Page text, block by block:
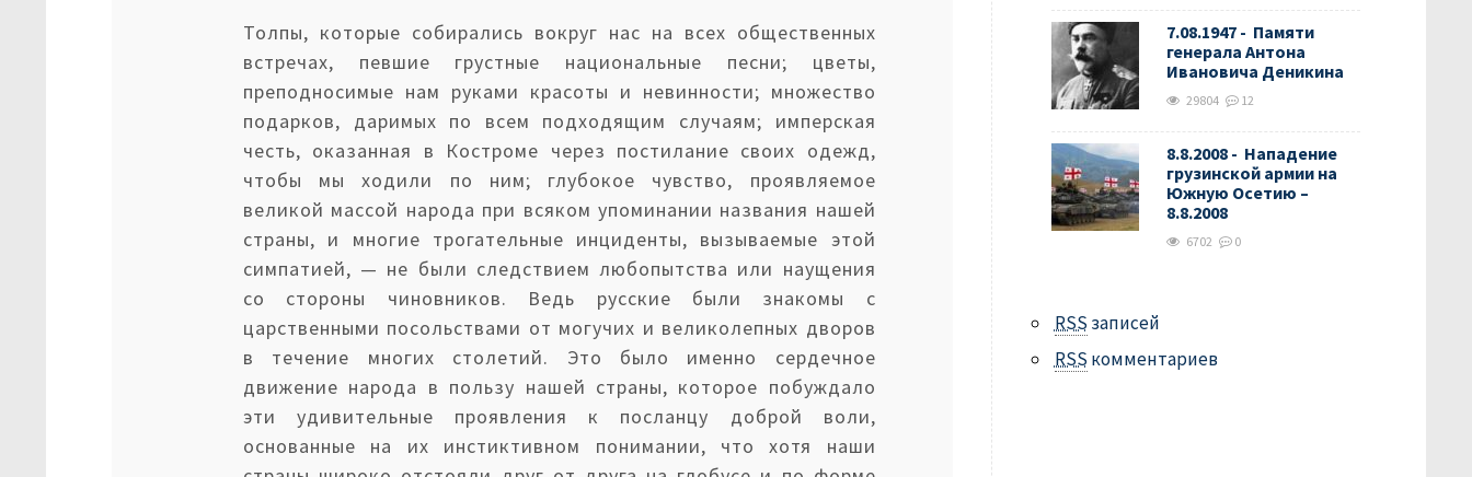
Толпы, которые собирались вокруг нас на всех общественных
встречах, певшие грустные национальные песни; цветы,
преподносимые нам руками красоты и невинности; множество
подарков, даримых по всем подходящим случаям; имперская
честь, оказанная в Костроме через постилание своих одежд,
чтобы мы ходили по ним; глубокое чувство, проявляемое
великой массой народа при всяком упоминании названия нашей
страны, и многие трогательные инциденты, вызываемые этой
симпатией, — не были следствием любопытства или наущения
со стороны чиновников. Ведь русские были знакомы с
царственными посольствами от могучих и великолепных дворов
в течение многих столетий. Это было именно сердечное
движение народа в пользу нашей страны, которое побуждало
эти удивительные проявления к посланцу доброй воли,
основанные на их инстиктивном понимании, что хотя наши
7.08.1947 - Памяти
генерала Антона
Ивановича Деникина
29804 12
8.8.2008 - Нападение
грузинской армии на
Южную Осетию –
8.8.2008
6702 0
RSS записей
RSS комментариев